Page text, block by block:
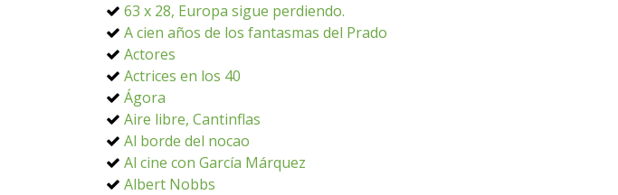
63 x 28, Europa sigue perdiendo.
A cien años de los fantasmas del Prado
Actores
Actrices en los 40
Ágora
Aire libre, Cantinflas
Al borde del nocao
Al cine con García Márquez
Albert Nobbs